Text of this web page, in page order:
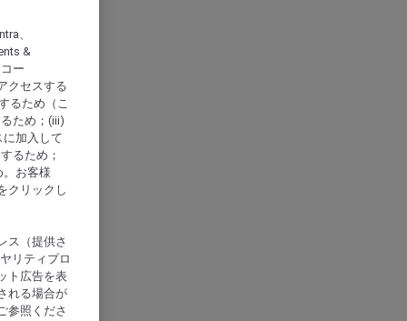
、
&
ー
クセスする
るため（こ
ため；(iii)
加入して
るため；
お客様
クリックし
ス（提供さ
リティプロ
ト広告を表
れる場合が
参照くださ